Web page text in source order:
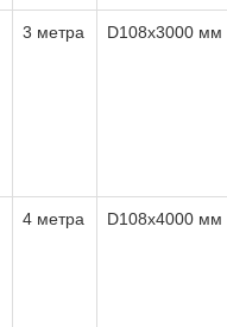
3 метра D108х3000 мм
4 метра D108х4000 мм